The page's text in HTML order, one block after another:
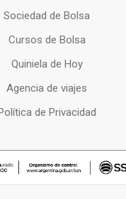
Sociedad de Bolsa
Cursos de Bolsa
Quiniela de Hoy
Agencia de viajes
de Privacidad